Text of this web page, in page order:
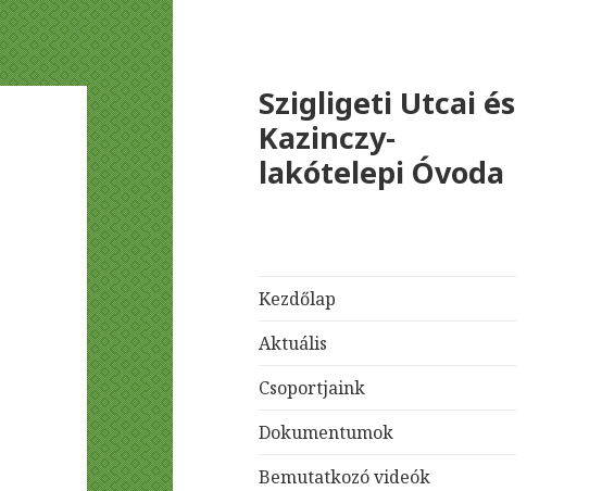
Szigligeti Utcai és
Kazinczy-
lakótelepi Óvoda
Kezdőlap
Aktuális
Csoportjaink
Dokumentumok
Bemutatkozó videók